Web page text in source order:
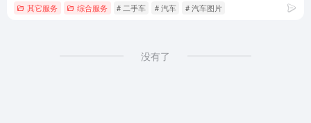
其它服务 综合服务 # 二手车 # 汽车 # 汽车图片
没有了